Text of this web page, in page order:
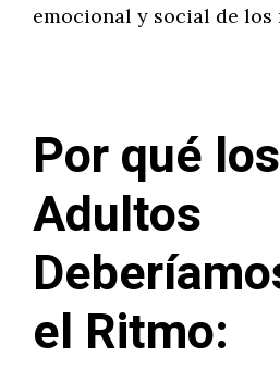
emocional y social de los
Por qué los
Adultos
el Ritmo: